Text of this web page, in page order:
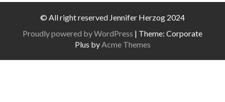
© All right reserved Jennifer Herzog 2024
Proudly powered by WordPress | Theme: Corporate
Plus byAcme Themes